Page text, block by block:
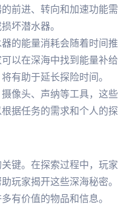
前进、转向和加速功能
坏潜水器。
的能量消耗会随着时间
以在深海中找到能量补给
有助于延长探险时间。
像头、声纳等工具，这
据任务的需求和个人的
键。在探索过程中，玩
玩家揭开这些深海秘密
有价值的物品和信息。